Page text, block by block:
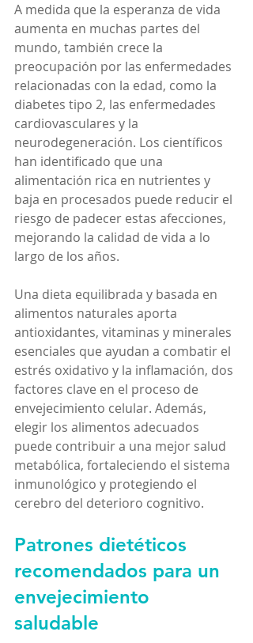
A medida que la esperanza de vida
aumenta en muchas partes del
mundo, también crece la
preocupación por las enfermedades
relacionadas con la edad, como la
diabetes tipo 2, las enfermedades
cardiovasculares y la
neurodegeneración. Los científicos
han identificado que una
alimentación rica en nutrientes y
baja en procesados puede reducir el
riesgo de padecer estas afecciones,
mejorando la calidad de vida a lo
largo de los años.
Una dieta equilibrada y basada en
alimentos naturales aporta
antioxidantes, vitaminas y minerales
esenciales que ayudan a combatir el
estrés oxidativo y la inflamación, dos
factores clave en el proceso de
envejecimiento celular. Además,
elegir los alimentos adecuados
puede contribuir a una mejor salud
metabólica, fortaleciendo el sistema
inmunológico y protegiendo el
cerebro del deterioro cognitivo.
Patrones dietéticos
recomendados para un
envejecimiento
saludable